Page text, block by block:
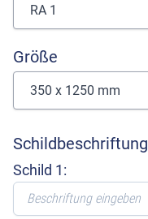
Größe
Schildbeschriftung
Schild 1: